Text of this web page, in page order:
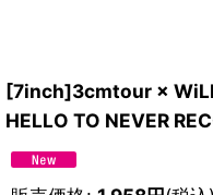
[7inch]3cmtour ×
HELLO TO NEVER